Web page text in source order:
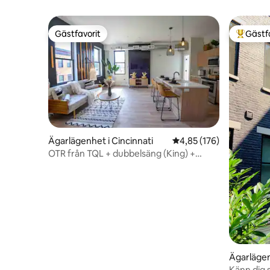
Gästfavorit
Gästfavorit
Ägarlägenhet i Cincinnati 4,85 av 5 i
4,85 (176)
OTR från TQL + dubbelsäng (King) +
Populär